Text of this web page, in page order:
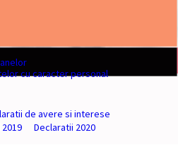
cu caracter personal
de avere si interese
Declaratii 2020